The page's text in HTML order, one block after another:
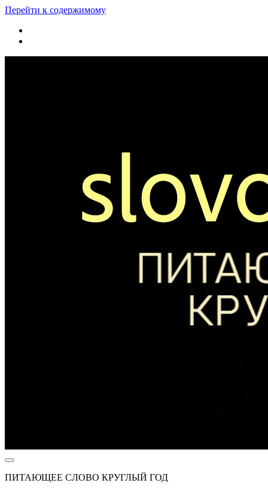
Перейти к содержимому
ПИТАЮЩЕЕ СЛОВО КРУГЛЫЙ ГОД